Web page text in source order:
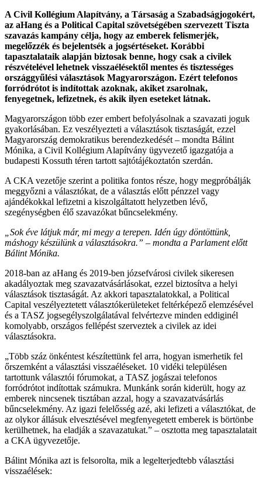
A Civil Kollégium Alapítvány, a Társaság a Szabadságjogokért,
az aHang és a Political Capital szövetségében szervezett Tiszta
szavazás kampány célja, hogy az emberek felismerjék,
megelőzzék és bejelentsék a jogsértéseket. Korábbi
tapasztalataik alapján biztosak benne, hogy csak a civilek
részvételével lehetnek visszaélésektől mentes és tisztességes
országgyűlési választások Magyarországon. Ezért telefonos
forródrótot is indítottak azoknak, akiket zsarolnak,
fenyegetnek, lefizetnek, és akik ilyen eseteket látnak.
Magyarországon több ezer embert befolyásolnak a szavazati joguk
gyakorlásában. Ez veszélyezteti a választások tisztaságát, ezzel
Magyarország demokratikus berendezkedését – mondta Bálint
Mónika, a Civil Kollégium Alapítvány ügyvezető igazgatója a
budapesti Kossuth téren tartott sajtótájékoztatón szerdán.
A CKA vezetője szerint a politika fontos része, hogy megpróbálják
meggyőzni a választókat, de a választás előtt pénzzel vagy
ajándékokkal lefizetni a kiszolgáltatott helyzetben lévő,
szegénységben élő szavazókat bűncselekmény.
„Sok éve látjuk már, mi megy a terepen. Idén úgy döntöttünk,
máshogy készülünk a választásokra.” – mondta a Parlament előtt
Bálint Mónika.
2018-ban az aHang és 2019-ben józsefvárosi civilek sikeresen
akadályoztak meg szavazatvásárlásokat, ezzel biztosítva a helyi
választások tisztaságát. Az akkori tapasztalatokkal, a Political
Capital veszélyeztetett választókerületeket feltérképező elemzésével
és a TASZ jogsegélyszolgálatával felvértezve minden eddiginél
komolyabb, országos fellépést szerveztek a civilek az idei
választásokra.
„Több száz önkéntest készítettünk fel arra, hogyan ismerhetik fel
őrszemként a választási visszaéléseket. 10 vidéki településen
tartottunk választói fórumokat, a TASZ jogászai telefonos
forródrótot indítottak számukra. Munkánk során kiderült, hogy az
emberek nincsenek tisztában azzal, hogy a szavazatvásárlás
bűncselekmény. Az igazi felelősség azé, aki lefizeti a választókat, de
az olykor állásuk elvesztésével megfenyegetett emberek is börtönbe
kerülhetnek, ha eladják a szavazatukat.” – osztotta meg tapasztalatait
a CKA ügyvezetője.
Bálint Mónika azt is felsorolta, mik a legelterjedtebb választási
visszaélések: